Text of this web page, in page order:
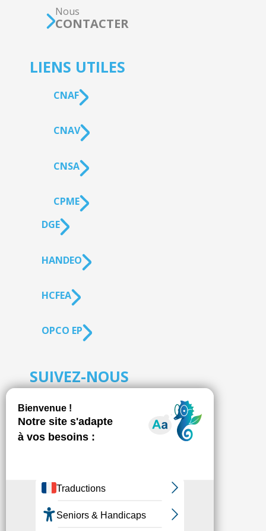
Nous
CONTACTER
LIENS UTILES
CNAF
CNAV
CNSA
CPME
DGE
HANDEO
HCFEA
OPCO EP
SUIVEZ-NOUS
Fédésap © 2021